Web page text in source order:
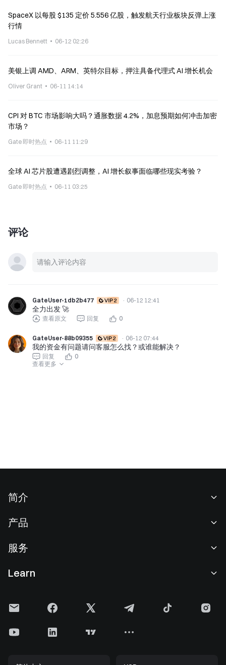
SpaceX 以每股 $135 定价 5.556 亿股，触发航天行业板块反弹上涨
行情
Lucas Bennett 06-12 02:26
美银上调 AMD、ARM、英特尔目标，押注具备代理式 AI 增长机会
Oliver Grant 06-11 14:14
CPI 对 BTC 市场影响大吗？通胀数据 4.2%，加息预期如何冲击加密
市场？
Gate 即时热点 06-11 11:29
全球 AI 芯片股遭遇剧烈调整，AI 增长叙事面临哪些现实考验？
Gate 即时热点 06-11 03:25
评论
GateUser-1db2b477 · 06-12 12:41
全力出发 🚀
查看原文 回复 0
GateUser-88b09355 · 06-12 07:44
我的资金有问题请问客服怎么找？或谁能解决？
回复
0
查看更多
简介
新闻中心
Cookie 政策
产品
现货交易
理财中心
服务
费率标准
Learn
Gate 快讯